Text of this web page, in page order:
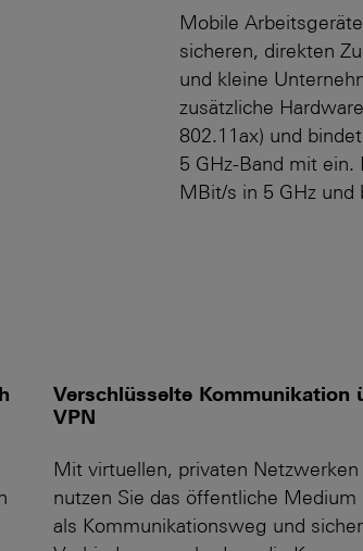
Mobile
sicheren, direkten
und kleine
zusätzliche
802.11ax) und
5 GHz-Band mit ein.
MBit/s in 5 GHz und
Verschlüsselte Kommunikation
VPN
Mit virtuellen, privaten Netzwerken
nutzen Sie das öffentliche Medium
als Kommunikations­weg und